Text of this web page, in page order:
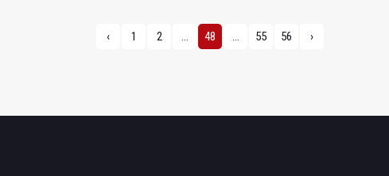
‹ 1 2 ... 48 ... 55 56 ›